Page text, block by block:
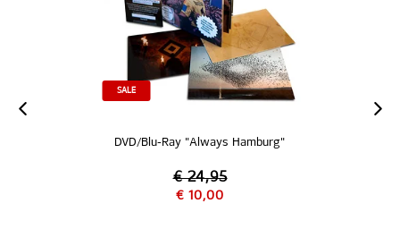
DVD/Blu-Ray "Always Hamburg"